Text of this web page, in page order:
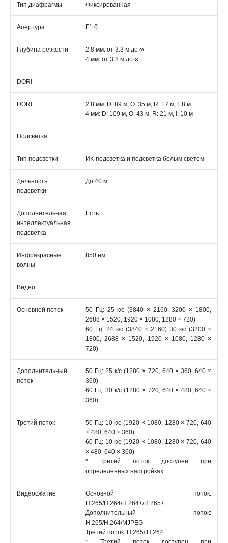
Тип диафрагмы Фиксированная
Апертура F1.0
Глубина резкости
2.8 мм: от 3.3 м до ∞
4 мм: от 3.8 м до ∞
DORI
DORI
2.8 мм: D: 89 м, O: 35 м, R: 17 м, I: 8 м
4 мм: D: 109 м, O: 43 м, R: 21 м, I: 10 м
Подсветка
Тип подсветки ИК-подсветка и подсветка белым светом
Дальность
подсветки
До 40 м
Дополнительная
интеллектуальная
подсветка
Есть
Инфракрасные
волны
850 нм
Видео
Основной поток
50 Гц: 25 к/с (3840 × 2160, 3200 × 1800,
2688 × 1520, 1920 × 1080, 1280 × 720)
60 Гц: 24 к/с (3840 × 2160) 30 к/с (3200 ×
1800, 2688 × 1520, 1920 × 1080, 1280 ×
720)
Дополнительный
поток
50 Гц: 25 к/с (1280 × 720, 640 × 360, 640 ×
360)
60 Гц: 30 к/с (1280 × 720, 640 × 480, 640 ×
360)
Третий поток
50 Гц: 10 к/с (1920 × 1080, 1280 × 720, 640
× 480, 640 × 360)
60 Гц: 10 к/с (1920 × 1080, 1280 × 720, 640
× 480, 640 × 360)
* Третий поток доступен при
определенных настройках.
Видеосжатие
Основной поток:
H.265/H.264/H.264+/H.265+
Дополнительный поток:
H.265/H.264/MJPEG
Третий поток: H.265/ H.264